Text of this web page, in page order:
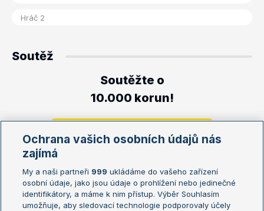
Soutěž
Soutěžte o
10.000 korun!
Zajímavé zápasy
Zápas
Ochrana vašich osobních údajů nás
zajímá
My a naši partneři 999 ukládáme do vašeho zařízení
osobní údaje, jako jsou údaje o prohlížení nebo jedinečné
identifikátory, a máme k nim přístup. Výběr Souhlasím
umožňuje, aby sledovací technologie podporovaly účely